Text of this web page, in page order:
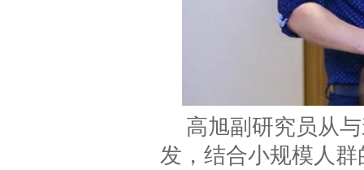
高旭副研究员从
发，结合小规模人